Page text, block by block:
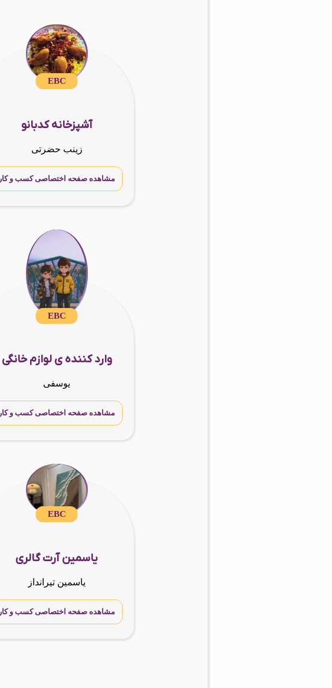
EBC
آشپزخانه کدبانو
زینب حضرتی
مشاهده صفحه اختصاصی کسب و کار
EBC
وارد کننده ی لوازم خانگی
یوسفی
مشاهده صفحه اختصاصی کسب و کار
EBC
یاسمین آرت گالری
یاسمین تیرانداز
مشاهده صفحه اختصاصی کسب و کار